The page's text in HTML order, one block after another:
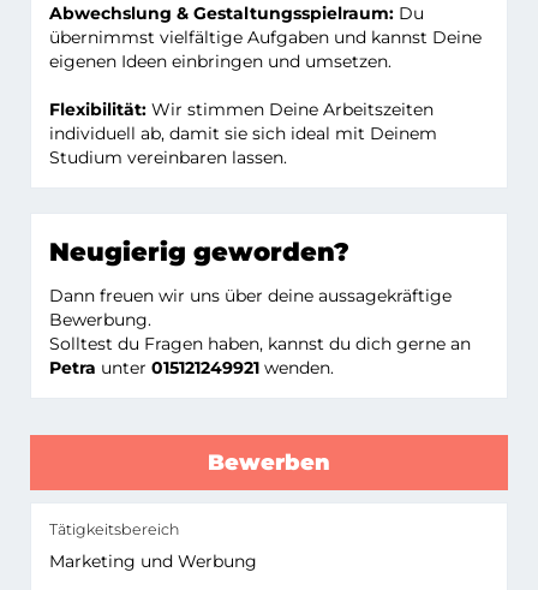
Abwechslung & Gestaltungsspielraum: Du
übernimmst vielfältige Aufgaben und kannst Deine
eigenen Ideen einbringen und umsetzen.
Flexibilität: Wir stimmen Deine Arbeitszeiten
individuell ab, damit sie sich ideal mit Deinem
Studium vereinbaren lassen.
Neugierig geworden?
Dann freuen wir uns über deine aussagekräftige
Bewerbung.
Solltest du Fragen haben, kannst du dich gerne an
Petra unter 015121249921 wenden.
Bewerben
Tätigkeitsbereich
Marketing und Werbung